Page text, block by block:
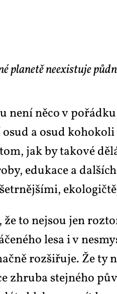
planetě neexistuje
ne­ní ně­co v
a osud
jak by ta­ko­vé
eduka­ce a
že to nejsou jen
le­sa i v
roz­ši­řu­je. Že ty
zhru­ba stej­né­ho